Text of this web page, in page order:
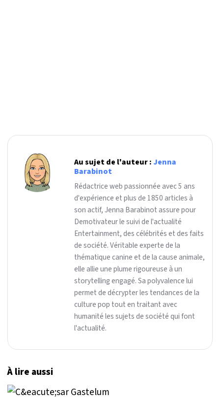
Au sujet de l'auteur : Jenna
Barabinot
Rédactrice web passionnée avec 5 ans
d'expérience et plus de 1850 articles à
son actif, Jenna Barabinot assure pour
Demotivateur le suivi de l'actualité
Entertainment, des célébrités et des faits
de société. Véritable experte de la
thématique canine et de la cause animale,
elle allie une plume rigoureuse à un
storytelling engagé. Sa polyvalence lui
permet de décrypter les tendances de la
culture pop tout en traitant avec
humanité les sujets de société qui font
l'actualité.
À lire aussi